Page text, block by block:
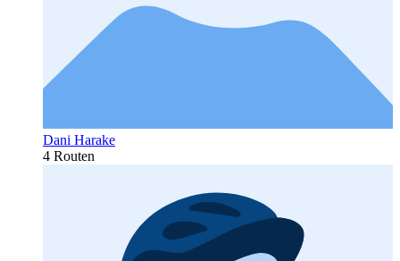
Dani Harake
4 Routen